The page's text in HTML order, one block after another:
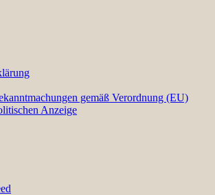
gemäß Verordnung (EU)
Anzeige